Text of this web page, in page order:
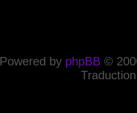
Powered by phpBB ©